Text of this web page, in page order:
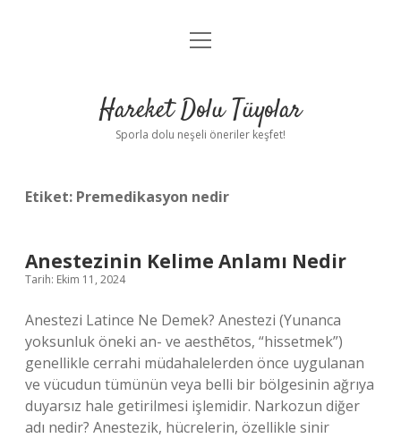
Anasayfa
Yasal Uyarı
menüyü
Hareket Dolu Tüyolar
Sporla dolu neşeli öneriler keşfet!
Etiket: Premedikasyon nedir
Anestezinin Kelime Anlamı Nedir
Tarih: Ekim 11, 2024
Anestezi Latince Ne Demek? Anestezi (Yunanca
yoksunluk öneki an- ve aesthētos, “hissetmek”)
genellikle cerrahi müdahalelerden önce uygulanan
ve vücudun tümünün veya belli bir bölgesinin ağrıya
duyarsız hale getirilmesi işlemidir. Narkozun diğer
adı nedir? Anestezik, hücrelerin, özellikle sinir